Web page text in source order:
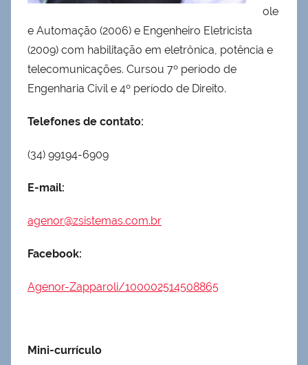
ole
e Automação (2006) e Engenheiro Eletricista
(2009) com habilitação em eletrônica, potência e
telecomunicações. Cursou 7º período de
Engenharia Civil e 4º período de Direito.
Telefones de contato:
(34) 99194-6909
E-mail:
agenor@zsistemas.com.br
Facebook:
Agenor-Zapparoli/100002514508865
Mini-currículo